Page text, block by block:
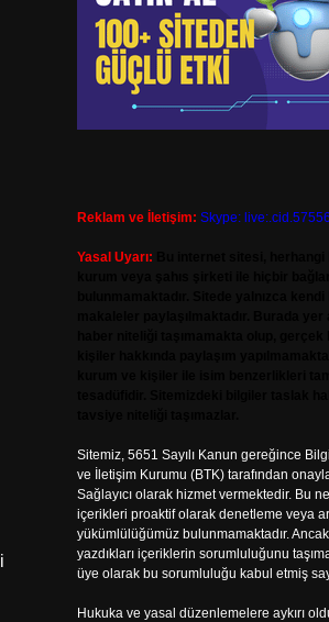
Reklam ve İletişim: Skype:
Yasal Uyarı:
Sitemiz, 5651 Sayılı Kanun gereğince
ve İletişim Kurumu (BTK) tarafından
Sağlayıcı olarak hizmet vermektedir. Bu
içerikleri proaktif olarak denetleme veya
yükümlülüğümüz bulunmamaktadır.
yazdıkları içeriklerin sorumluluğunu
üye olarak bu sorumluluğu kabul etmiş
Hukuka ve yasal düzenlemelere aykırı